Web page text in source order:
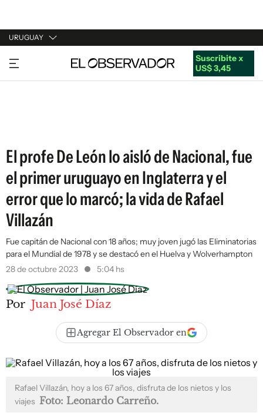
URUGUAY
URUGUAY
ARGENTINA
Suscribite x
US$ 3,45
El profe De León lo aisló de Nacional, fue
el primer uruguayo en Inglaterra y el
error que lo marcó; la vida de Rafael
Villazán
Fue capitán de Nacional con 18 años; muy joven jugó las Eliminatorias
para el Mundial de 1978 y se destacó en el Huelva y Wolverhampton
28 de octubre 2023
5:04 hs
Por Juan José Díaz
Agregar El Observador en
Rafael Villazán, hoy a los 67 años, disfruta de los nietos y los
viajes Foto: Leonardo Carreño.